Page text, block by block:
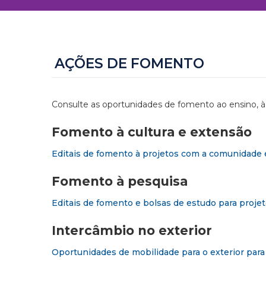
AÇÕES DE FOMENTO
Consulte as oportunidades de fomento ao ensino,
Fomento à cultura e extensão
Editais de fomento à projetos com a comunidade
Fomento à pesquisa
Editais de fomento e bolsas de estudo para
Intercâmbio no exterior
Oportunidades de mobilidade para o exterior